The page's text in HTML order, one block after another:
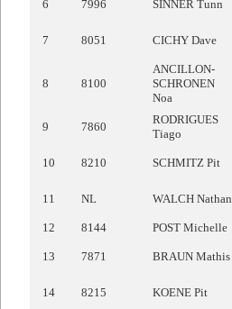
6 7996 SINNER Tunn
7 8051 CICHY Dave
8 8100
ANCILLON-
SCHRONEN
Noa
9 7860
RODRIGUES
Tiago
10 8210 SCHMITZ Pit
11 NL WALCH Nathan
12
8144 POST Michelle
13 7871 BRAUN Mathis
14 8215 KOENE Pit